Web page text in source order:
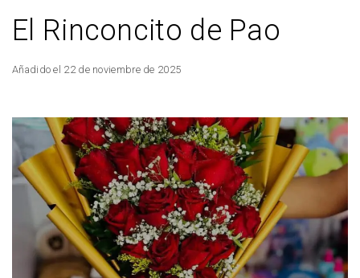
El Rinconcito de Pao
Añadido el 22 de noviembre de 2025